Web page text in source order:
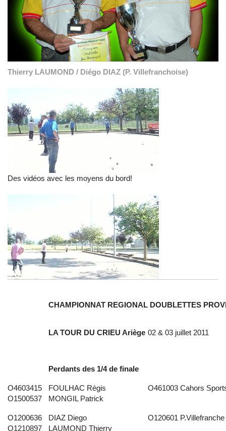
Thierry LAUMOND / Diégo DIAZ (P. Villefranchoise)
Des vidéos avec les moyens du bord!
CHAMPIONNAT REGIONAL DOUBLETTES
LA TOUR DU CRIEU Ariège 02 & 03 juillet 2011
Perdants des 1/4 de finale
O4603415 FOULHAC Régis
O461003 Cahors
O1500537
MONGIL Patrick
O1200636 DIAZ Diego
O120601 P.Villefranche
O1210897
LAUMOND Thierry